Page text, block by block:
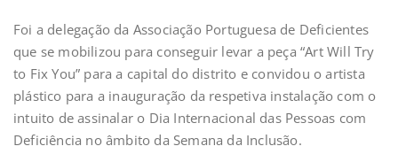
Foi a delegação da Associação Portuguesa de Deficientes
que se mobilizou para conseguir levar a peça “Art Will Try
to Fix You” para a capital do distrito e convidou o artista
plástico para a inauguração da respetiva instalação com o
intuito de assinalar o Dia Internacional das Pessoas com
Deficiência no âmbito da Semana da Inclusão.